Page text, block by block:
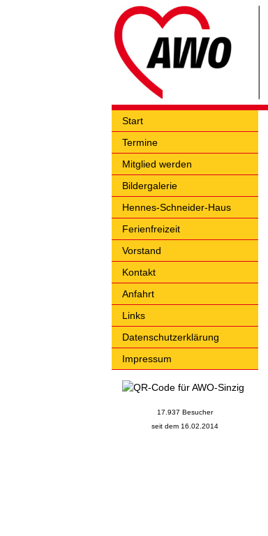
Start
Termine
Mitglied werden
Bildergalerie
Hennes-Schneider-Haus
Ferienfreizeit
Vorstand
Kontakt
Anfahrt
Links
Datenschutzerklärung
Impressum
17.937 Besucher
seit dem 16.02.2014